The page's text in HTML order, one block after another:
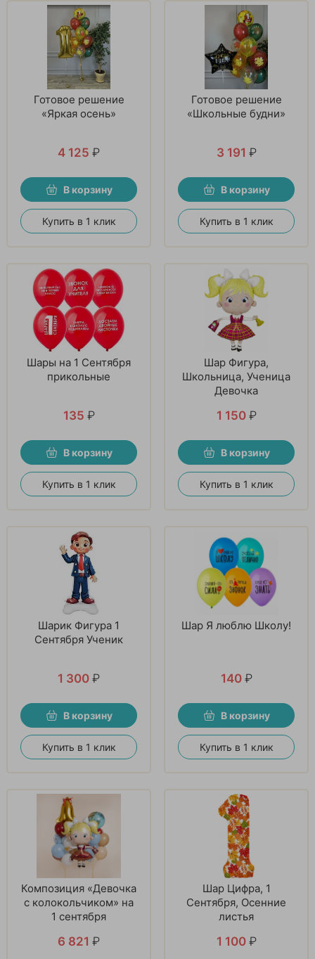
Готовое решение
«Яркая осень»
4 125 ₽
В корзину
Купить в 1 клик
Готовое решение
«Школьные будни»
3 191 ₽
В корзину
Купить в 1 клик
Шары на 1 Сентября
прикольные
135 ₽
В корзину
Купить в 1 клик
Шар Фигура,
Школьница, Ученица
Девочка
1 150 ₽
В корзину
Купить в 1 клик
Шарик Фигура 1
Сентября Ученик
1 300 ₽
В корзину
Купить в 1 клик
Шар Я люблю Школу!
140 ₽
В корзину
Купить в 1 клик
Композиция «Девочка
с колокольчиком» на
1 сентября
6 821 ₽
Шар Цифра, 1
Сентября, Осенние
листья
1 100 ₽